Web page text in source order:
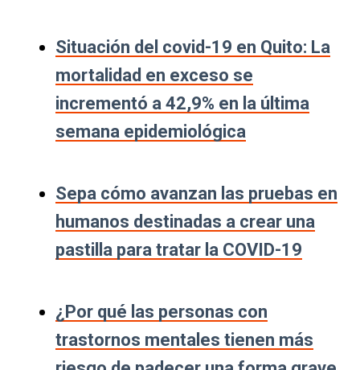
Situación del covid-19 en Quito: La
mortalidad en exceso se
incrementó a 42,9% en la última
semana epidemiológica
Sepa cómo avanzan las pruebas en
humanos destinadas a crear una
pastilla para tratar la COVID-19
¿Por qué las personas con
trastornos mentales tienen más